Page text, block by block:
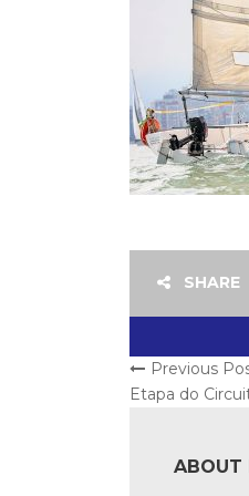
SHARE
Previous
Etapa do
ABOUT